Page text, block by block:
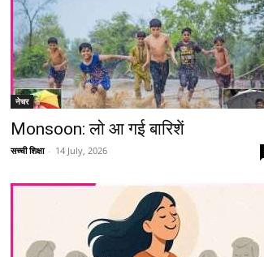
नेचर
Monsoon: लो आ गई बारिशें
सच्ची शिक्षा - 14 July, 2026